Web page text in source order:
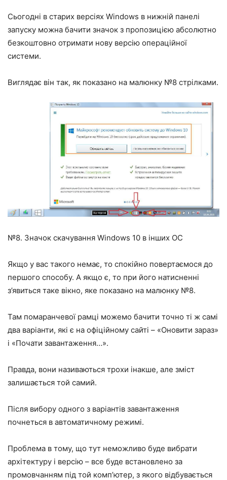
Сьогодні в старих версіях Windows в нижній панелі
запуску можна бачити значок з пропозицією абсолютно
безкоштовно отримати нову версію операційної
системи.
Виглядає він так, як показано на малюнку №8 стрілками.
№8. Значок скачування Windows 10 в інших ОС
Якщо у вас такого немає, то спокійно повертаємося до
першого способу. А якщо є, то при його натисненні
з’явиться таке вікно, яке показано на малюнку №8.
Там помаранчевої рамці можемо бачити точно ті ж самі
два варіанти, які є на офіційному сайті – «Оновити зараз»
і «Почати завантаження…».
Правда, вони називаються трохи інакше, але зміст
залишається той самий.
Після вибору одного з варіантів завантаження
почнеться в автоматичному режимі.
Проблема в тому, що тут неможливо буде вибрати
архітектуру і версію – все буде встановлено за
промовчанням під той комп’ютер, з якого відбувається